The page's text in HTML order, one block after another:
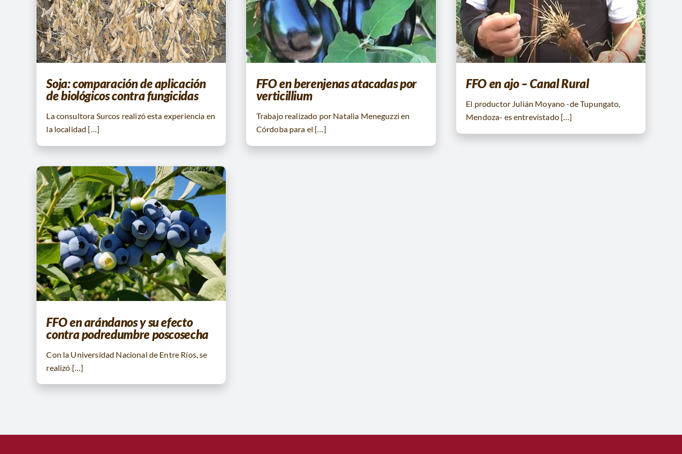
Soja: comparación de aplicación
de biológicos contra fungicidas
La consultora Surcos realizó esta experiencia en
la localidad […]
FFO en berenjenas atacadas por
verticillium
Trabajo realizado por Natalia Meneguzzi en
Córdoba para el […]
FFO en ajo – Canal Rural
El productor Julián Moyano -de Tupungato,
Mendoza- es entrevistado […]
FFO en arándanos y su efecto
contra podredumbre poscosecha
Con la Universidad Nacional de Entre Ríos, se
realizó […]